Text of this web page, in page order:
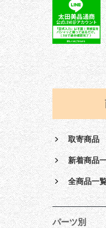
取寄商品
新着商品
全商品一
パーツ別